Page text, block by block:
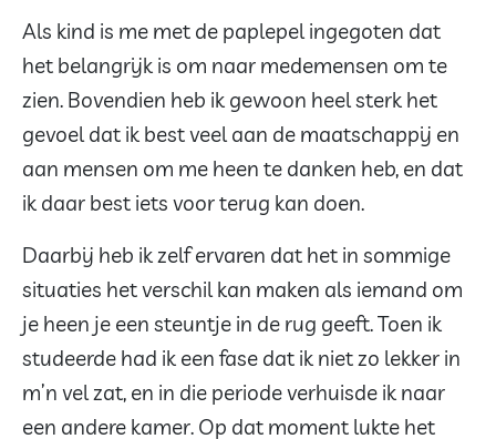
Als kind is me met de paplepel ingegoten dat
het belangrijk is om naar medemensen om te
zien. Bovendien heb ik gewoon heel sterk het
gevoel dat ik best veel aan de maatschappij en
aan mensen om me heen te danken heb, en dat
ik daar best iets voor terug kan doen.
Daarbij heb ik zelf ervaren dat het in sommige
situaties het verschil kan maken als iemand om
je heen je een steuntje in de rug geeft. Toen ik
studeerde had ik een fase dat ik niet zo lekker in
m’n vel zat, en in die periode verhuisde ik naar
een andere kamer. Op dat moment lukte het